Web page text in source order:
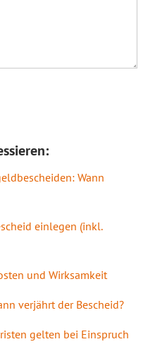
Wann
einlegen (inkl.
und Wirksamkeit
verjährt der Bescheid?
gelten bei Einspruch